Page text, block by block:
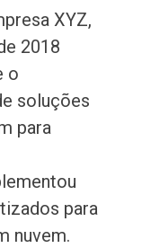
XYZ,
2018
o
soluções
para
para
nuvem.